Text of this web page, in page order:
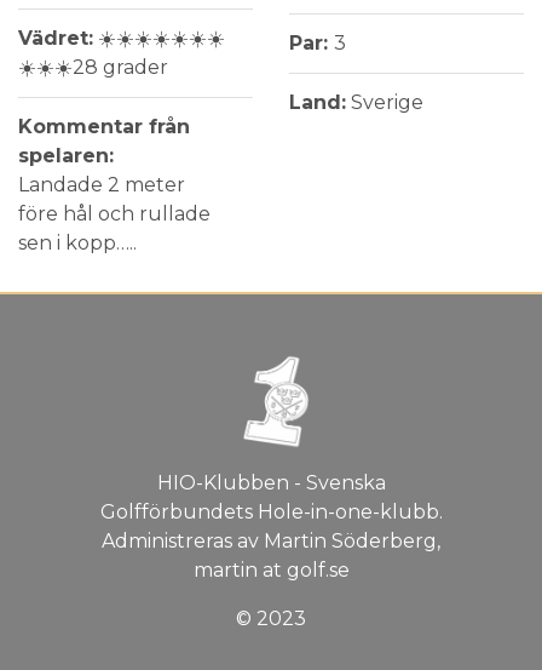
Vädret: ☀️☀️☀️☀️☀️☀️☀️
☀️☀️☀️28 grader
Kommentar från
spelaren:
Landade 2 meter
före hål och rullade
sen i kopp…..
Par: 3
Land: Sverige
HIO-Klubben - Svenska
Golfförbundets Hole-in-one-klubb.
Administreras av Martin Söderberg,
martin at golf.se
© 2023